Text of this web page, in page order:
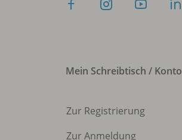
Mein Schreibtisch / Konto
Zur Registrierung
Zur Anmeldung